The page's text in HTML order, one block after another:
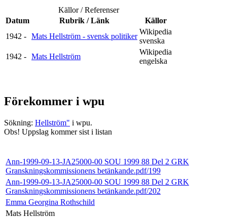
Källor / Referenser
Datum
Rubrik / Länk
Källor
1942 - Mats Hellström - svensk politiker
Wikipedia
svenska
1942 - Mats Hellström
Wikipedia
engelska
Förekommer i wpu
Sökning: Hellström" i wpu.
Obs! Uppslag kommer sist i listan
Ann-1999-09-13-JA25000-00 SOU 1999 88 Del 2 GRK
Granskningskommissionens betänkande.pdf/199
Ann-1999-09-13-JA25000-00 SOU 1999 88 Del 2 GRK
Granskningskommissionens betänkande.pdf/202
Emma Georgina Rothschild
Mats Hellström